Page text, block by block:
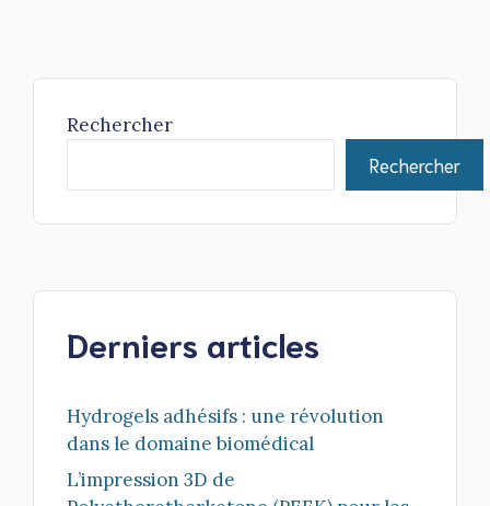
Rechercher
Rechercher
Derniers articles
Hydrogels adhésifs : une révolution
dans le domaine biomédical
L’impression 3D de